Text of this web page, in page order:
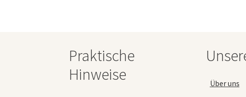
Praktische
Hinweise
Über uns